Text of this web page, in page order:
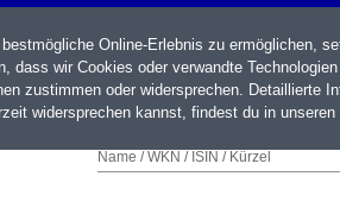
Name / WKN / ISIN / Kürzel
Online-Erlebnis zu ermöglichen,
dass wir Cookies oder verwandte
zustimmen oder widersprechen. Detaillierte
widersprechen kannst, findest du in unseren